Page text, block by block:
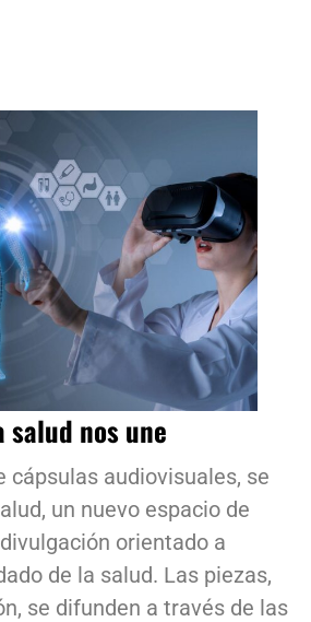
salud nos une
cápsulas audiovisuales, se
un nuevo espacio de
orientado a
de la salud. Las piezas,
se difunden a través de las